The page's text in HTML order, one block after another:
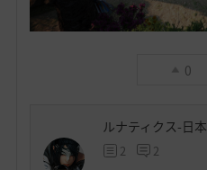
0
ルナティクス-日本
2 2